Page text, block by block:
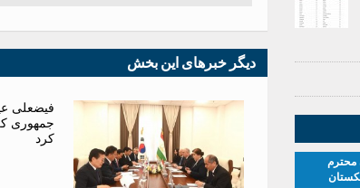
دیگر خبرهای این بخش
فیضعلی
جمهوری
کرد
محترم